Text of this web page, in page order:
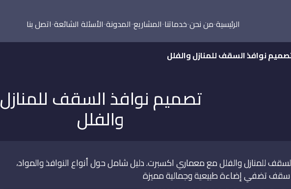
الرئيسية من نحن خدماتنا المشاريع المدونة الأسئلة الشائعة اتصل بنا
نوافذ السقف للمنازل والفلل
تصميم نوافذ السقف للمنازل
والفلل
للمنازل والفلل مع معماري اكسبرت. دليل شامل حول أنواع النوافذ والمواد،
سقف تضفي إضاءة طبيعية وجمالية مميزة